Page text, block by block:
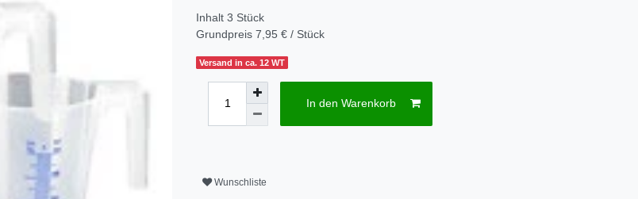
Inhalt 3 Stück
Grundpreis 7,95 € / Stück
Versand in ca. 12 WT
In den Warenkorb
Wunschliste